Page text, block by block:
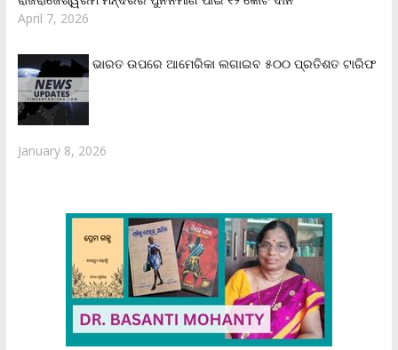
April 7, 2026
ଭାରତ ଉପରେ ଆମେରିକା ଲଗାଇବ ୫୦୦ ପ୍ରତିଶତ ଟାରିଫ
January 8, 2026